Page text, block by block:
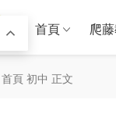
首頁 爬
首頁 初中 正文